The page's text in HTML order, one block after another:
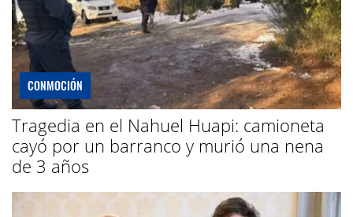
CONMOCIÓN
Tragedia en el Nahuel Huapi: camioneta
cayó por un barranco y murió una nena
de 3 años